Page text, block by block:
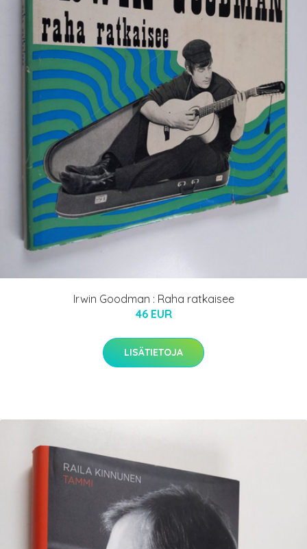
Irwin Goodman : Raha ratkaisee
46 EUR
LISÄTIETOJA